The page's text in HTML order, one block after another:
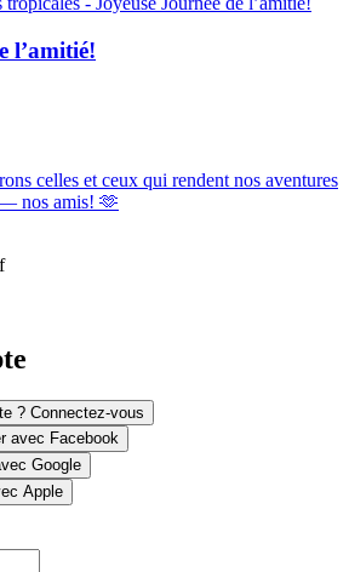
l’amitié!
celles et ceux qui rendent nos aventures
nos amis! 🫶
? Connectez-vous
avec Facebook
Google
Apple